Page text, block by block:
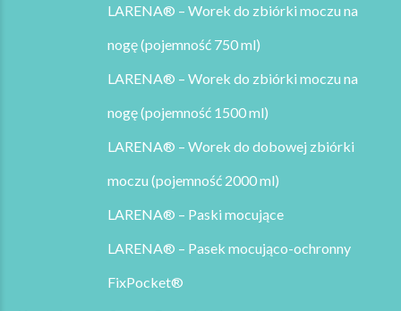
LARENA® – Worek do zbiórki moczu na
nogę (pojemność 750 ml)
LARENA® – Worek do zbiórki moczu na
nogę (pojemność 1500 ml)
LARENA® – Worek do dobowej zbiórki
moczu (pojemność 2000 ml)
LARENA® – Paski mocujące
LARENA® – Pasek mocująco-ochronny
FixPocket®